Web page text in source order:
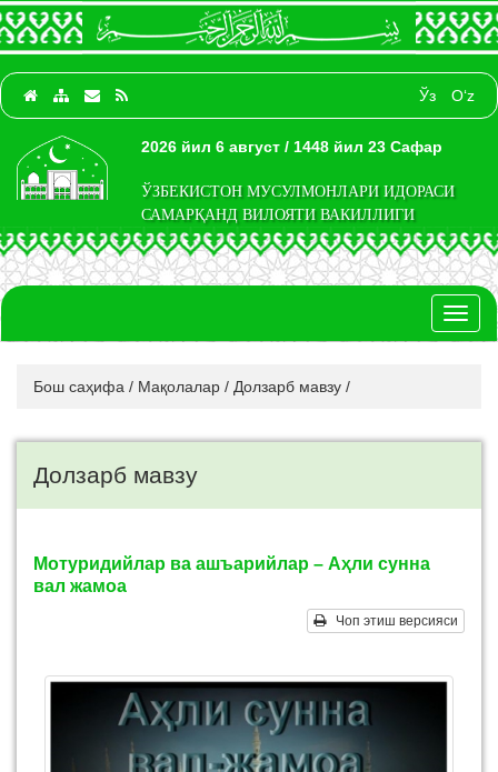
Ўз O‘z
2026 йил 6 август / 1448 йил 23 Сафар
ЎЗБЕКИСТОН МУСУЛМОНЛАРИ ИДОРАСИ
САМАРҚАНД ВИЛОЯТИ ВАКИЛЛИГИ
Бош саҳифа / Мақолалар / Долзарб мавзу /
Долзарб мавзу
Мотуридийлар ва ашъарийлар – Аҳли сунна
вал жамоа
Чоп этиш версияси